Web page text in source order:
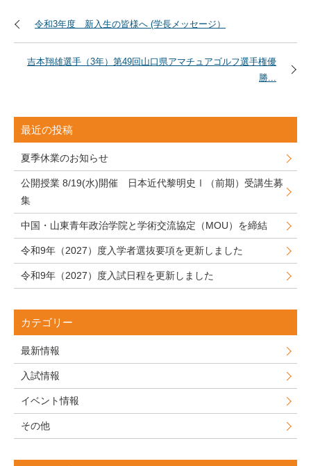
令和3年度 新入生の皆様へ (学長メッセージ）
吉本翔雄選手（3年）第49回山口県アマチュアゴルフ選手権優
勝...
最近の投稿
夏季休業のお知らせ
公開授業 8/19(水)開催 日本近代黎明史Ⅰ（前期）受講生募
集
中国・山東青年政治学院と学術交流協定（MOU）を締結
令和9年（2027）度入学者選抜要項を更新しました
令和9年（2027）度入試日程を更新しました
カテゴリー
最新情報
入試情報
イベント情報
その他